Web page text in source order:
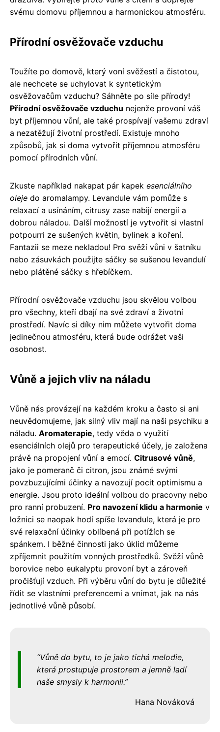
svému domovu příjemnou a harmonickou atmosféru.
Přírodní osvěžovače vzduchu
Toužíte po domově, který voní svěžestí a čistotou,
ale nechcete se uchylovat k syntetickým
osvěžovačům vzduchu? Sáhněte po síle přírody!
Přírodní osvěžovače vzduchu nejenže provoní váš
byt příjemnou vůní, ale také prospívají vašemu zdraví
a nezatěžují životní prostředí. Existuje mnoho
způsobů, jak si doma vytvořit příjemnou atmosféru
pomocí přírodních vůní.
Zkuste například nakapat pár kapek esenciálního
oleje do aromalampy. Levandule vám pomůže s
relaxací a usínáním, citrusy zase nabijí energií a
dobrou náladou. Další možností je vytvořit si vlastní
potpourri ze sušených květin, bylinek a koření.
Fantazii se meze nekladou! Pro svěží vůni v šatníku
nebo zásuvkách použijte sáčky se sušenou levandulí
nebo plátěné sáčky s hřebíčkem.
Přírodní osvěžovače vzduchu jsou skvělou volbou
pro všechny, kteří dbají na své zdraví a životní
prostředí. Navíc si díky nim můžete vytvořit doma
jedinečnou atmosféru, která bude odrážet vaši
osobnost.
Vůně a jejich vliv na náladu
Vůně nás provázejí na každém kroku a často si ani
neuvědomujeme, jak silný vliv mají na naši psychiku a
náladu. Aromaterapie, tedy věda o využití
esenciálních olejů pro terapeutické účely, je založena
právě na propojení vůní a emocí. Citrusové vůně,
jako je pomeranč či citron, jsou známé svými
povzbuzujícími účinky a navozují pocit optimismu a
energie. Jsou proto ideální volbou do pracovny nebo
pro ranní probuzení. Pro navození klidu a harmonie v
ložnici se naopak hodí spíše levandule, která je pro
své relaxační účinky oblíbená při potížích se
spánkem. I běžné činnosti jako úklid můžeme
zpříjemnit použitím vonných prostředků. Svěží vůně
borovice nebo eukalyptu provoní byt a zároveň
pročišťují vzduch. Při výběru vůní do bytu je důležité
řídit se vlastními preferencemi a vnímat, jak na nás
jednotlivé vůně působí.
Vůně do bytu, to je jako tichá melodie,
která prostupuje prostorem a jemně ladí
naše smysly k harmonii.
Hana Nováková